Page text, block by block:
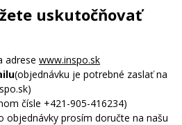
uskutočňovať
adrese www.inspo.sk
(objednávku je potrebné zaslať na
čísle +421-905-416234)
objednávky prosím doručte na našu